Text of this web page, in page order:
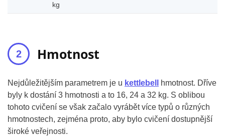
kg
Hmotnost
Nejdůležitějším parametrem je u kettlebell
hmotnost. Dříve
byly k dostání 3 hmotnosti a to 16, 24 a 32 kg. S oblibou
tohoto cvičení se však začalo vyrábět více typů o různých
hmotnostech, zejména proto, aby bylo cvičení dostupnější
široké veřejnosti.